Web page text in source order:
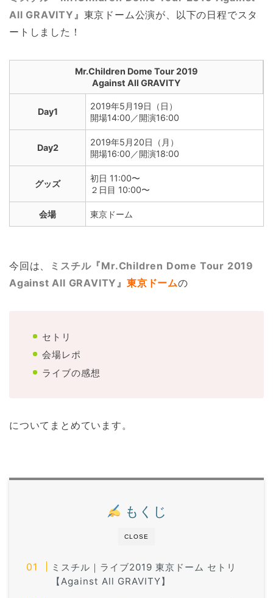
All GRAVITY』 東京ドーム公演が、以下の日程でスタ
ートしました！
Mr.Children Dome Tour 2019
Against All GRAVITY
Day1
2019年5月19日（日）
開場14:00／開演16:00
Day2
2019年5月20日（月）
開場16:00／開演18:00
グッズ
初日 11:00〜
２日目 10:00〜
会場 東京ドーム
今回は、
ミスチル『Mr.Children Dome Tour 2019
Against All GRAVITY』東京ドームの
セトリ
会場レポ
ライブの感想
についてまとめています。
CLOSE
もくじ
ミスチル｜ライブ2019 東京ドーム セトリ
【Against All GRAVITY】